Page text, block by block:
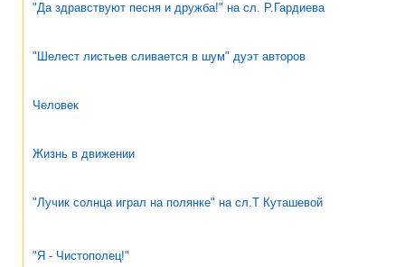
"Да здравствуют песня и дружба!" на сл. Р.Гардиева
"Шелест листьев сливается в шум" дуэт авторов
Человек
Жизнь в движении
"Лучик солнца играл на полянке" на сл.Т Куташевой
"Я - Чистополец!"